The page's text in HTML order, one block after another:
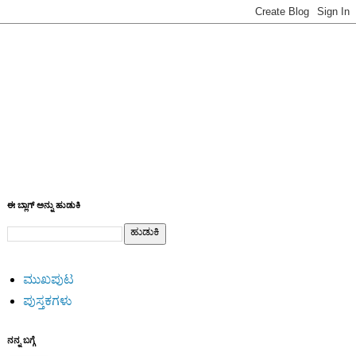
ಈ ಬ್ಲಾಗ್ ಅನ್ನು ಹುಡುಕಿ
ಮುಖಪುಟ
ಪುಸ್ತಕಗಳು
ನನ್ನ ಬಗ್ಗೆ